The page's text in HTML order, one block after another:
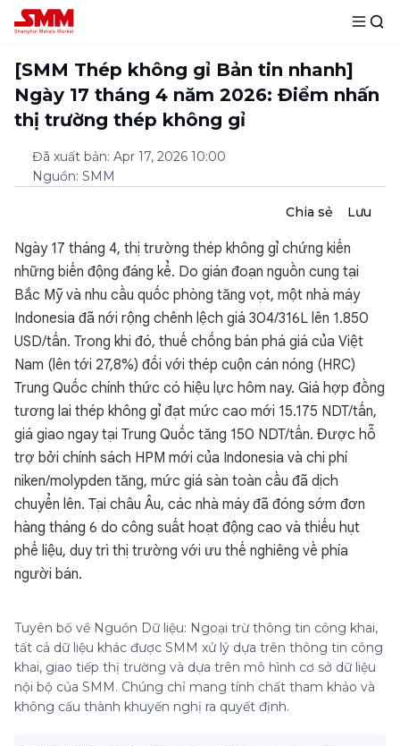
[SMM Thép không gỉ Bản tin nhanh]
Ngày 17 tháng 4 năm 2026: Điểm nhấn
thị trường thép không gỉ
Đã xuất bản: Apr 17, 2026 10:00
Nguồn: SMM
Chia sẻ Lưu
Ngày 17 tháng 4, thị trường thép không gỉ chứng kiến
những biến động đáng kể. Do gián đoạn nguồn cung tại
Bắc Mỹ và nhu cầu quốc phòng tăng vọt, một nhà máy
Indonesia đã nới rộng chênh lệch giá 304/316L lên 1.850
USD/tấn. Trong khi đó, thuế chống bán phá giá của Việt
Nam (lên tới 27,8%) đối với thép cuộn cán nóng (HRC)
Trung Quốc chính thức có hiệu lực hôm nay. Giá hợp đồng
tương lai thép không gỉ đạt mức cao mới 15.175 NDT/tấn,
giá giao ngay tại Trung Quốc tăng 150 NDT/tấn. Được hỗ
trợ bởi chính sách HPM mới của Indonesia và chi phí
niken/molypden tăng, mức giá sàn toàn cầu đã dịch
chuyển lên. Tại châu Âu, các nhà máy đã đóng sớm đơn
hàng tháng 6 do công suất hoạt động cao và thiếu hụt
phế liệu, duy trì thị trường với ưu thế nghiêng về phía
người bán.
Tuyên bố về Nguồn Dữ liệu: Ngoại trừ thông tin công khai,
tất cả dữ liệu khác được SMM xử lý dựa trên thông tin công
khai, giao tiếp thị trường và dựa trên mô hình cơ sở dữ liệu
nội bộ của SMM. Chúng chỉ mang tính chất tham khảo và
không cấu thành khuyến nghị ra quyết định.